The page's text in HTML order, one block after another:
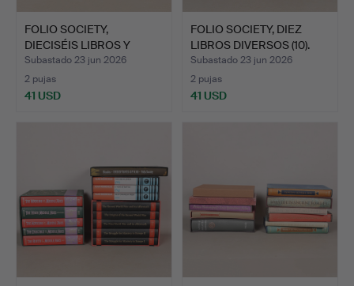
FOLIO SOCIETY,
DIECISÉIS LIBROS Y
NOVELAS …
Subastado 23 jun 2026
2 pujas
41 USD
FOLIO SOCIETY, DIEZ
LIBROS DIVERSOS (10).
Subastado 23 jun 2026
2 pujas
41 USD